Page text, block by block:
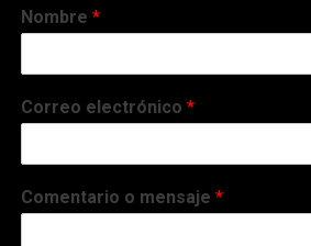
Nombre*
Correo electrónico*
Comentario o mensaje*